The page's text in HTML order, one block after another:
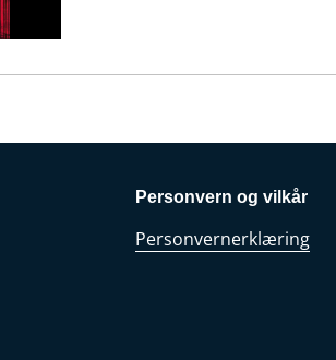
Personvern og vilkår
Personvernerklæring